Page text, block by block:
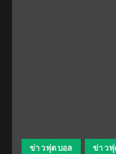
ข่าวฟุตบอล ข่าวฟุ